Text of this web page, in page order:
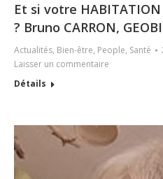
Et si votre
? Bruno CARRON,
Actualités, Bien-être, People, Santé
Laisser un commentaire
Détails